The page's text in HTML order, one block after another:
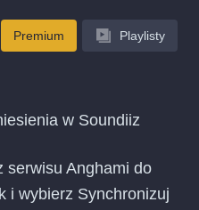
Premium Playlisty
w Soundiiz
serwisu Anghami do
i wybierz Synchronizuj